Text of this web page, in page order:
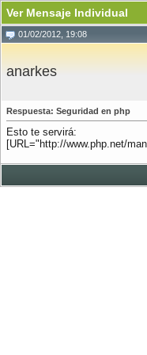
Ver Mensaje Individual
01/02/2012, 19:08
anarkes
Respuesta: Seguridad en php
Esto te servirá:
[URL="http://www.php.net/